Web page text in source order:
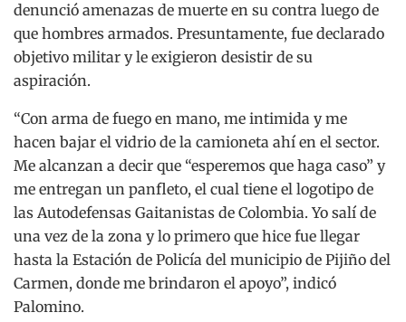
denunció amenazas de muerte en su contra luego de
que hombres armados. Presuntamente, fue declarado
objetivo militar y le exigieron desistir de su
aspiración.
“Con arma de fuego en mano, me intimida y me
hacen bajar el vidrio de la camioneta ahí en el sector.
Me alcanzan a decir que “esperemos que haga caso” y
me entregan un panfleto, el cual tiene el logotipo de
las Autodefensas Gaitanistas de Colombia. Yo salí de
una vez de la zona y lo primero que hice fue llegar
hasta la Estación de Policía del municipio de Pijiño del
Carmen, donde me brindaron el apoyo”, indicó
Palomino.